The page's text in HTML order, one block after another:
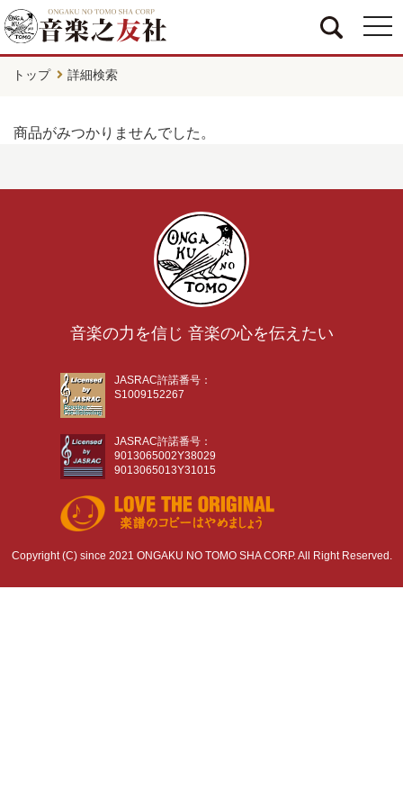
トップ 詳細検索
商品がみつかりませんでした。
音楽の力を信じ 音楽の心を伝えたい
JASRAC許諾番号：
S1009152267
JASRAC許諾番号：
9013065002Y38029
9013065013Y31015
Copyright (C) since 2021 ONGAKU NO TOMO SHA CORP. All Right Reserved.